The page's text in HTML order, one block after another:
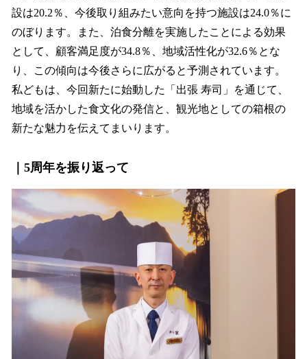
設は20.2％、今後取り組みたい意向を持つ施設は24.0％に
のぼります。また、泊⾷分離を実施したことによる効果
として、顧客満⾜度が34.8％、地域活性化が32.6％とな
り、この傾向は今後さらに広がると予測されています。
私どもは、今回新たに始動した「出張 寿司」を通じて、
地域を活かした食文化の発信と、観光地としての箱根の
新たな魅力を伝えてまいります。
｜5周年を振り返って